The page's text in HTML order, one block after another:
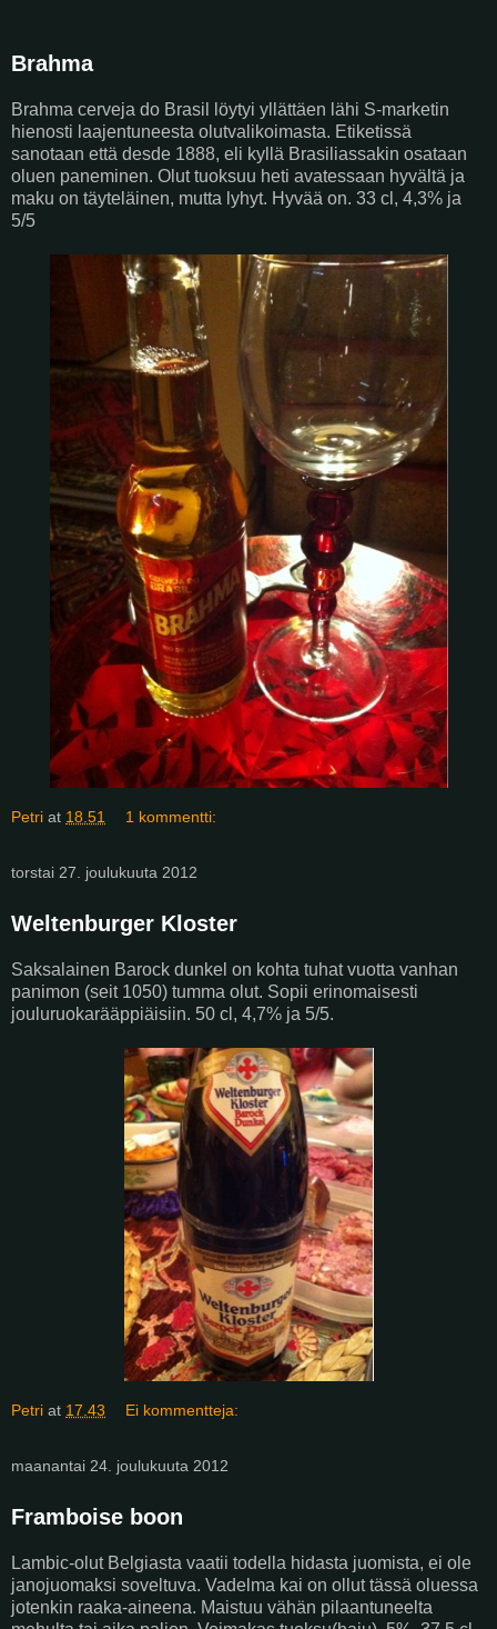
Brahma
Brahma cerveja do Brasil löytyi yllättäen lähi S-marketin
hienosti laajentuneesta olutvalikoimasta. Etiketissä
sanotaan että desde 1888, eli kyllä Brasiliassakin osataan
oluen paneminen. Olut tuoksuu heti avatessaan hyvältä ja
maku on täyteläinen, mutta lyhyt. Hyvää on. 33 cl, 4,3% ja
5/5
Petri at 18.51 1 kommentti:
torstai 27. joulukuuta 2012
Weltenburger Kloster
Saksalainen Barock dunkel on kohta tuhat vuotta vanhan
panimon (seit 1050) tumma olut. Sopii erinomaisesti
jouluruokarääppiäisiin. 50 cl, 4,7% ja 5/5.
Petri at 17.43 Ei kommentteja:
maanantai 24. joulukuuta 2012
Framboise boon
Lambic-olut Belgiasta vaatii todella hidasta juomista, ei ole
janojuomaksi soveltuva. Vadelma kai on ollut tässä oluessa
jotenkin raaka-aineena. Maistuu vähän pilaantuneelta